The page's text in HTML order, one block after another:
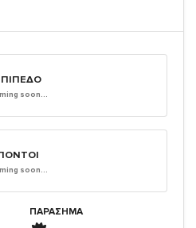
soon...
soon...
ΠΑΡΑΣΗΜΑ